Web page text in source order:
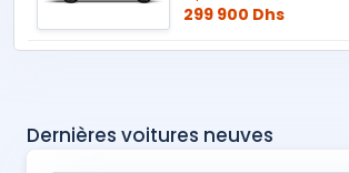
299 900 Dhs
Dernières voitures neuves